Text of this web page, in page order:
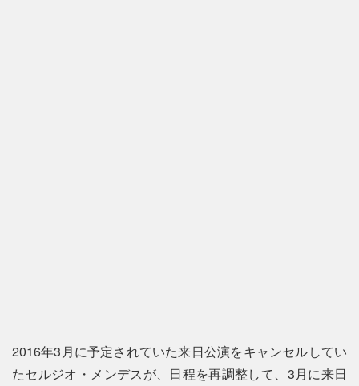
2016年3月に予定されていた来日公演をキャンセルしてい
たセルジオ・メンデスが、日程を再調整して、3月に来日